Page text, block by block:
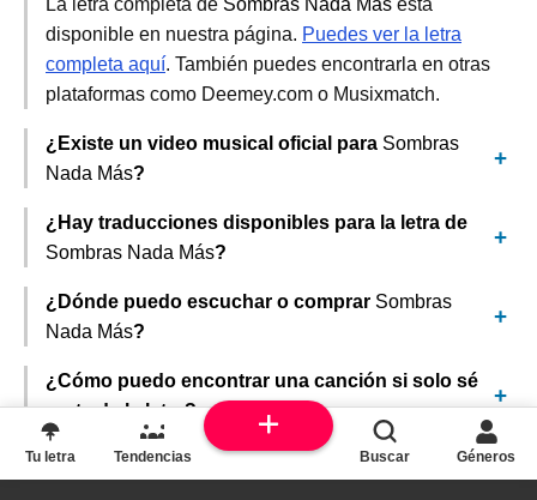
La letra completa de Sombras Nada Más está
disponible en nuestra página. Puedes ver la letra
completa aquí. También puedes encontrarla en otras
plataformas como Deemey.com o Musixmatch.
¿Existe un video musical oficial para Sombras
Nada Más?
¿Hay traducciones disponibles para la letra de
Sombras Nada Más?
¿Dónde puedo escuchar o comprar Sombras
Nada Más?
¿Cómo puedo encontrar una canción si solo sé
parte de la letra?
Tu letra Tendencias Buscar Géneros